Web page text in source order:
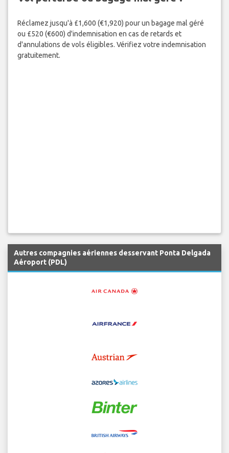
Réclamez jusqu'à £1,600 (€1,920) pour un bagage mal géré
ou £520 (€600) d'indemnisation en cas de retards et
d'annulations de vols éligibles. Vérifiez votre indemnisation
gratuitement.
Autres compagnies aériennes desservant Ponta Delgada
Aéroport (PDL)